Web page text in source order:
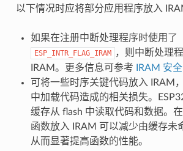
以下情况时应将部分应用程序放入
如果在注册中断处理程序时使用了
ESP_INTR_FLAG_IRAM ，则中断处理
IRAM。更多信息可参考
IRAM 安
可将一些时序关键代码放入 IRAM
中加载代码造成的相关损失。
缓存从 flash 中读取代码和数据。
函数放入 IRAM 可以减少由缓存未
从而显著提高函数的性能。